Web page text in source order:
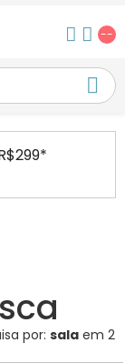
--
por: sala em 2